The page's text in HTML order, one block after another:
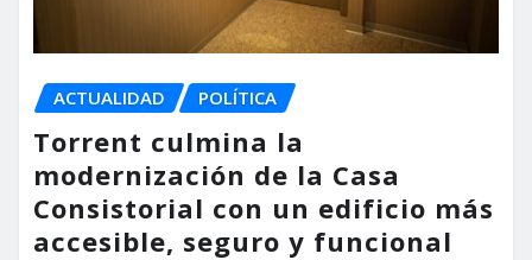
ACTUALIDAD POLÍTICA
Torrent culmina la
modernización de la Casa
Consistorial con un edificio más
accesible, seguro y funcional